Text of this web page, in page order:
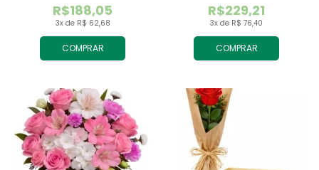
COMPRAR
3x de R$ 62,68
R$188,05
COMPRAR
3x de R$ 76,40
R$229,21